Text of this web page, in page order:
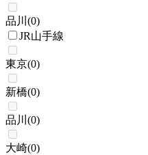
品川 (0)
JR山手線
東京(0)
新橋(0)
品川 (0)
大崎(0)